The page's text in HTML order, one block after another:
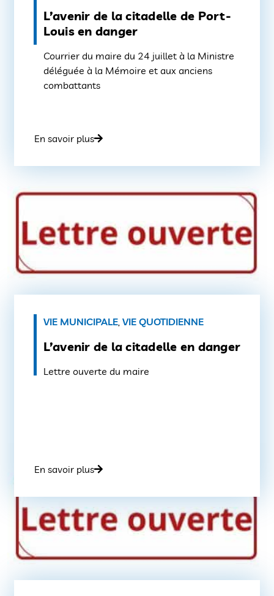
L’avenir de la citadelle de Port-
Louis en danger
Courrier du maire du 24 juillet à la Ministre
déléguée à la Mémoire et aux anciens
combattants
En savoir plus
VIE MUNICIPALE, VIE QUOTIDIENNE
L’avenir de la citadelle en danger
Lettre ouverte du maire
En savoir plus